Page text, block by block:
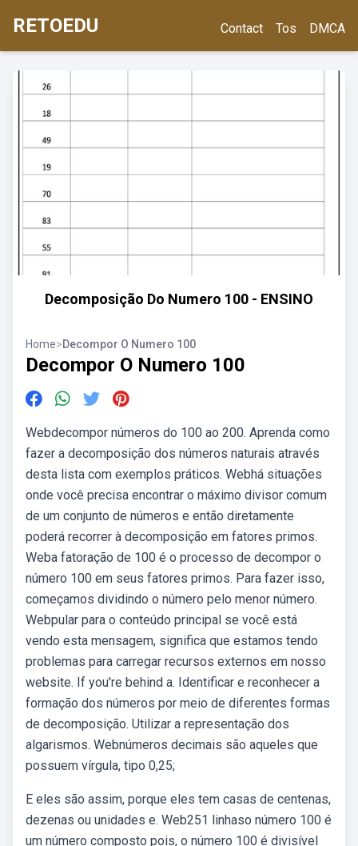
RETOEDU Contact Tos DMCA
Decomposição Do Numero 100 - ENSINO
Home>Decompor O Numero 100
Decompor O Numero 100
Webdecompor números do 100 ao 200. Aprenda como
fazer a decomposição dos números naturais através
desta lista com exemplos práticos. Webhá situações
onde você precisa encontrar o máximo divisor comum
de um conjunto de números e então diretamente
poderá recorrer à decomposição em fatores primos.
Weba fatoração de 100 é o processo de decompor o
número 100 em seus fatores primos. Para fazer isso,
começamos dividindo o número pelo menor número.
Webpular para o conteúdo principal se você está
vendo esta mensagem, significa que estamos tendo
problemas para carregar recursos externos em nosso
website. If you're behind a. Identificar e reconhecer a
formação dos números por meio de diferentes formas
de decomposição. Utilizar a representação dos
algarismos. Webnúmeros decimais são aqueles que
possuem vírgula, tipo 0,25;
E eles são assim, porque eles tem casas de centenas,
dezenas ou unidades e. Web251 linhaso número 100 é
um número composto pois, o número 100 é divisível